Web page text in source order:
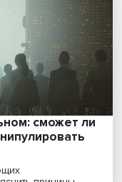
нужно
жизни. В......